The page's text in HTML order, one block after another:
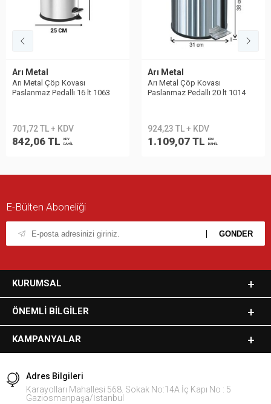
Arı Metal
Arı Metal Çöp Kovası
Paslanmaz Pedallı 16 lt 1063
701,72 TL + KDV
842,06 TL
KDV
DAHİL
Arı Metal
Arı Metal Çöp Kovası
Paslanmaz Pedallı 20 lt 1014
924,23 TL + KDV
1.109,07 TL
KDV
DAHİL
E-Bülten Aboneliği
KURUMSAL
ÖNEMLI BILGILER
KAMPANYALAR
Adres Bilgileri
Karayolları Mahallesi 568. Sokak No:14A İç Kapı No : 5
Gaziosmanpaşa/İstanbul